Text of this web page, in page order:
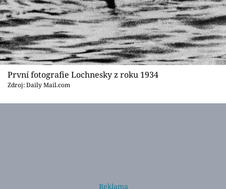
První fotografie Lochnesky z roku 1934
Zdroj: Daily Mail.com